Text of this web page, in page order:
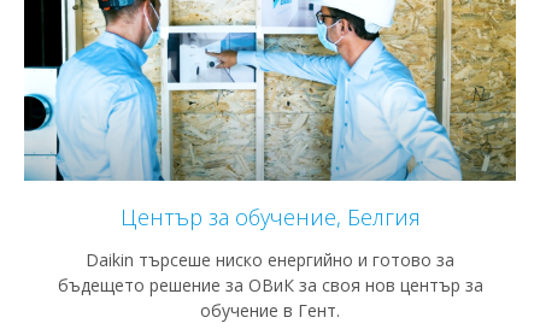
Център за обучение, Белгия
Daikin търсеше ниско енергийно и готово за
бъдещето решение за ОВиК за своя нов център за
обучение в Гент.